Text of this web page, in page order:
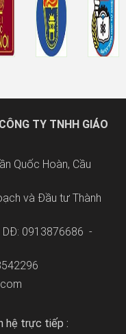
TY TNHH GIÁO
Quốc Hoàn, Cầu
và Đầu tư Thành
0913876686 -
hệ trực tiếp :